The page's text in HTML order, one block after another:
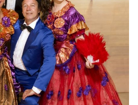
(Uckermark)
„SBG“
(Uckermark)
Штрасбурга (Уккермарк)